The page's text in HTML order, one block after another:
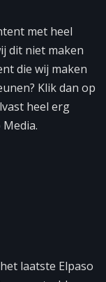
met heel
dit niet maken
die wij maken
Klik dan op
heel erg
laatste Elpaso